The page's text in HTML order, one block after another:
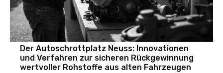
Der Autoschrottplatz Neuss: Innovationen
und Verfahren zur sicheren Rückgewinnung
wertvoller Rohstoffe aus alten Fahrzeugen